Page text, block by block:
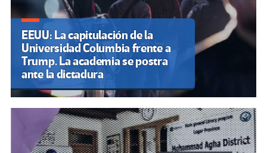
EEUU: La capitulación de la
Universidad Columbia frente a
Trump. La academia se postra
ante la dictadura